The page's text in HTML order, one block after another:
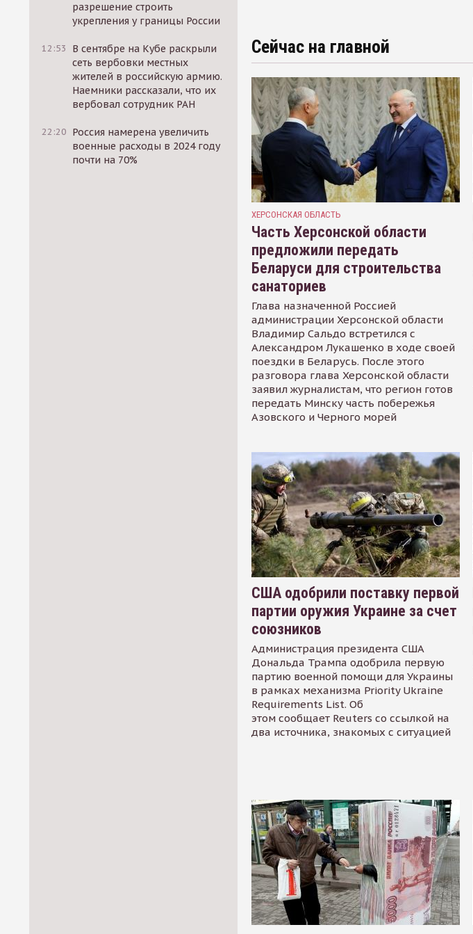
разрешение строить
укрепления у границы России
12:53
В сентябре на Кубе раскрыли
сеть вербовки местных
жителей в российскую армию.
Наемники рассказали, что их
вербовал сотрудник РАН
22:20 Россия намерена увеличить
военные расходы в 2024 году
почти на 70%
Сейчас на главной
ХЕРСОНСКАЯ ОБЛАСТЬ
Часть Херсонской области
предложили передать
Беларуси для строительства
санаториев
Глава назначенной Россией
администрации Херсонской области
Владимир Сальдо встретился с
Александром Лукашенко в ходе своей
поездки в Беларусь. После этого
разговора глава Херсонской области
заявил журналистам, что регион готов
передать Минску часть побережья
Азовского и Черного морей
США одобрили поставку первой
партии оружия Украине за счет
союзников
Администрация президента США
Дональда Трампа одобрила первую
партию военной помощи для Украины
в рамках механизма Priority Ukraine
Requirements List. Об
этом сообщает Reuters со ссылкой на
два источника, знакомых с ситуацией